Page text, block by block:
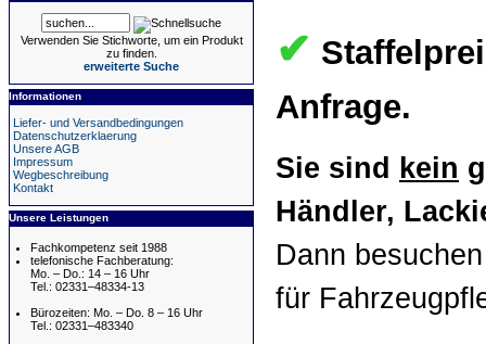
Verwenden Sie Stichworte, um ein Produkt
zu finden.
erweiterte Suche
Informationen
Liefer- und Versandbedingungen
Datenschutzerklaerung
Unsere AGB
Impressum
Wegbeschreibung
Kontakt
Unsere Leistungen
Fachkompetenz seit 1988
telefonische Fachberatung:
Mo. – Do.: 14 – 16 Uhr
Tel.: 02331–48334-13
Bürozeiten: Mo. – Do. 8 – 16 Uhr
Tel.: 02331–483340
✔
Anfrage.
Sie sind kein
Händler,
Dann
für